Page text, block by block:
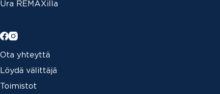
Ura REMAXilla
Ota yhteyttä
Löydä välittäjä
Toimistot